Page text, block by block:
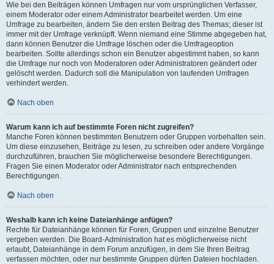
Wie bei den Beiträgen können Umfragen nur vom ursprünglichen Verfasser,
einem Moderator oder einem Administrator bearbeitet werden. Um eine
Umfrage zu bearbeiten, ändern Sie den ersten Beitrag des Themas; dieser ist
immer mit der Umfrage verknüpft. Wenn niemand eine Stimme abgegeben hat,
dann können Benutzer die Umfrage löschen oder die Umfrageoption
bearbeiten. Sollte allerdings schon ein Benutzer abgestimmt haben, so kann
die Umfrage nur noch von Moderatoren oder Administratoren geändert oder
gelöscht werden. Dadurch soll die Manipulation von laufenden Umfragen
verhindert werden.
Nach oben
Warum kann ich auf bestimmte Foren nicht zugreifen?
Manche Foren können bestimmten Benutzern oder Gruppen vorbehalten sein.
Um diese einzusehen, Beiträge zu lesen, zu schreiben oder andere Vorgänge
durchzuführen, brauchen Sie möglicherweise besondere Berechtigungen.
Fragen Sie einen Moderator oder Administrator nach entsprechenden
Berechtigungen.
Nach oben
Weshalb kann ich keine Dateianhänge anfügen?
Rechte für Dateianhänge können für Foren, Gruppen und einzelne Benutzer
vergeben werden. Die Board-Administration hat es möglicherweise nicht
erlaubt, Dateianhänge in dem Forum anzufügen, in dem Sie Ihren Beitrag
verfassen möchten, oder nur bestimmte Gruppen dürfen Dateien hochladen.